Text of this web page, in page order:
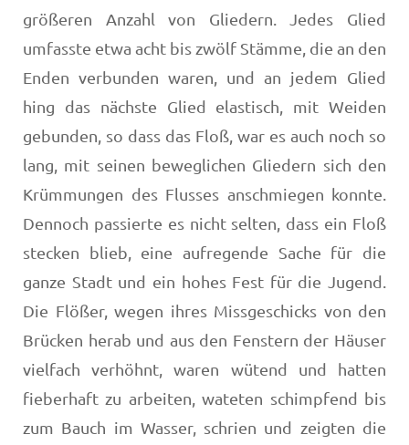
größeren Anzahl von Gliedern. Jedes Glied
umfasste etwa acht bis zwölf Stämme, die an den
Enden verbunden wa­ren, und an jedem Glied
hing das nächste Glied elastisch, mit Weiden
gebunden, so dass das Floß, war es auch noch so
lang, mit seinen beweglichen Gliedern sich den
Krüm­mungen des Flusses anschmiegen konnte.
Dennoch pas­sierte es nicht selten, dass ein Floß
stecken blieb, eine auf­regende Sache für die
ganze Stadt und ein hohes Fest für die Jugend.
Die Flößer, wegen ihres Missgeschicks von den
Brücken herab und aus den Fenstern der Häuser
vielfach verhöhnt, waren wütend und hatten
fieberhaft zu arbeiten, wateten schimpfend bis
zum Bauch im Wasser, schrien und zeigten die